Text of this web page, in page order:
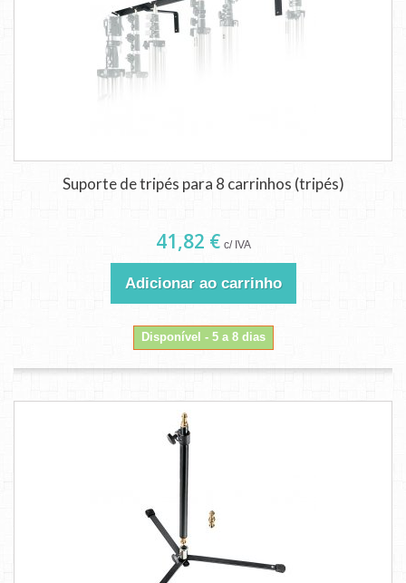
Suporte de tripés para 8 carrinhos (tripés)
41,82 € c/ IVA
Adicionar ao carrinho
Disponível - 5 a 8 dias